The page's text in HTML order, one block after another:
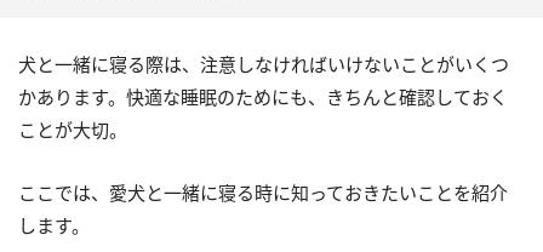
犬と一緒に寝る際は、注意しなければいけないことがいくつ
かあります。快適な睡眠のためにも、きちんと確認しておく
ことが大切。
ここでは、愛犬と一緒に寝る時に知っておきたいことを紹介
します。